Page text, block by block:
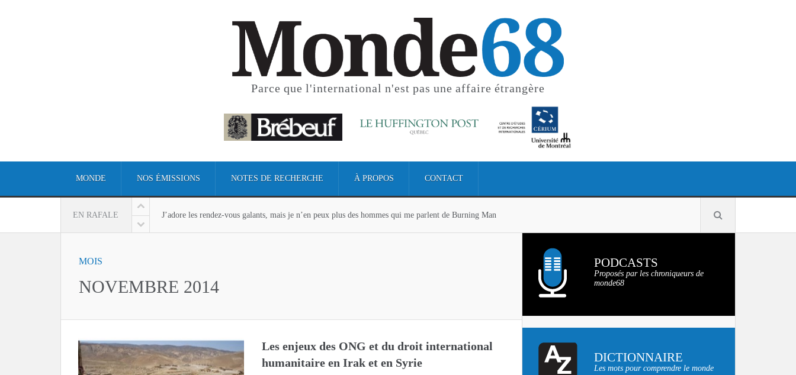
Parce que l'international n'est pas une affaire étrangère
MONDE NOS ÉMISSIONS NOTES DE RECHERCHE À PROPOS CONTACT
EN RAFALE
J’adore les rendez-vous galants, mais je n’en peux plus des hommes qui me parlent de Burning Man
L’exaltation religieuse du président Abelardo de la Espriella, “un signal d’alarme” en Colombie
Jongkuch “JK” Mach, le nouvel espoir du basket australien
J’adore les rendez-vous galants, mais je n’en peux plus des hommes qui me parlent de Burning Man
MOIS
NOVEMBRE 2014
Les enjeux des ONG et du droit international
humanitaire en Irak et en Syrie
PODCASTS
Proposés par les chroniqueurs de
monde68
DICTIONNAIRE
Les mots pour comprendre le monde